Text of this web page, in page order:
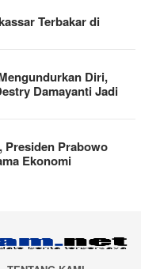
Terbakar di
Diri,
Damayanti Jadi
Presiden Prabowo
Ekonomi